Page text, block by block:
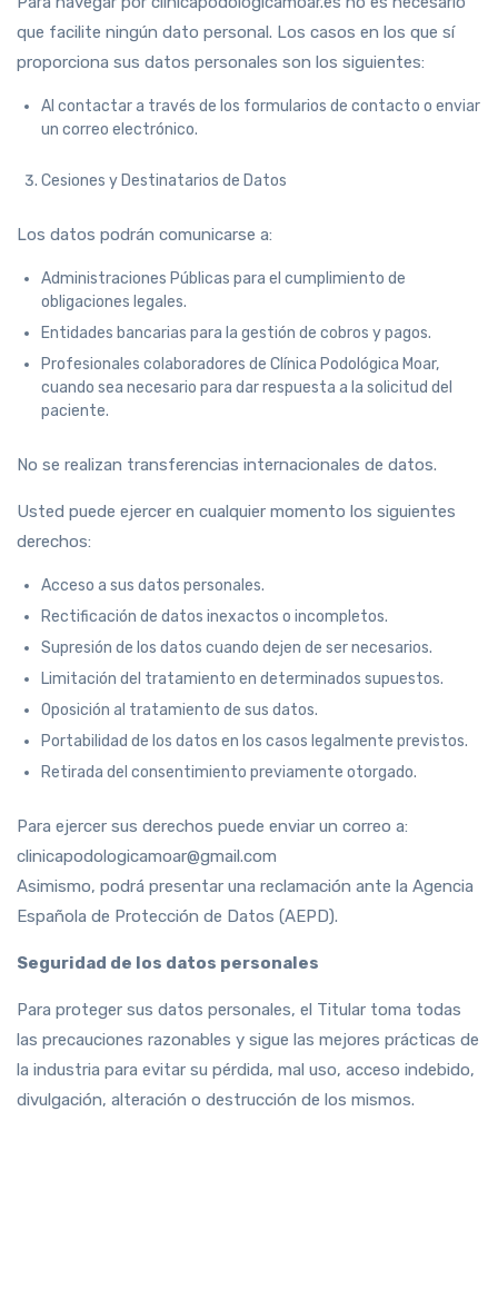
que facilite ningún dato personal. Los casos en los que sí
proporciona sus datos personales son los siguientes:
Al contactar a través de los formularios de contacto o enviar
un correo electrónico.
Cesiones y Destinatarios de Datos
Los datos podrán comunicarse a:
Administraciones Públicas para el cumplimiento de
obligaciones legales.
Entidades bancarias para la gestión de cobros y pagos.
Profesionales colaboradores de Clínica Podológica Moar,
cuando sea necesario para dar respuesta a la solicitud del
paciente.
No se realizan transferencias internacionales de datos.
Usted puede ejercer en cualquier momento los siguientes
derechos:
Acceso a sus datos personales.
Rectificación de datos inexactos o incompletos.
Supresión de los datos cuando dejen de ser necesarios.
Limitación del tratamiento en determinados supuestos.
Oposición al tratamiento de sus datos.
Portabilidad de los datos en los casos legalmente previstos.
Retirada del consentimiento previamente otorgado.
Para ejercer sus derechos puede enviar un correo a:
clinicapodologicamoar@gmail.com
Asimismo, podrá presentar una reclamación ante la Agencia
Española de Protección de Datos (AEPD).
Seguridad de los datos personales
Para proteger sus datos personales, el Titular toma todas
las precauciones razonables y sigue las mejores prácticas de
la industria para evitar su pérdida, mal uso, acceso indebido,
divulgación, alteración o destrucción de los mismos.